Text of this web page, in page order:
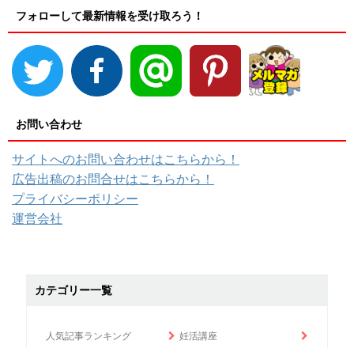
フォローして最新情報を受け取ろう！
お問い合わせ
サイトへのお問い合わせはこちらから！
広告出稿のお問合せはこちらから！
プライバシーポリシー
運営会社
カテゴリー一覧
人気記事ランキング 妊活講座